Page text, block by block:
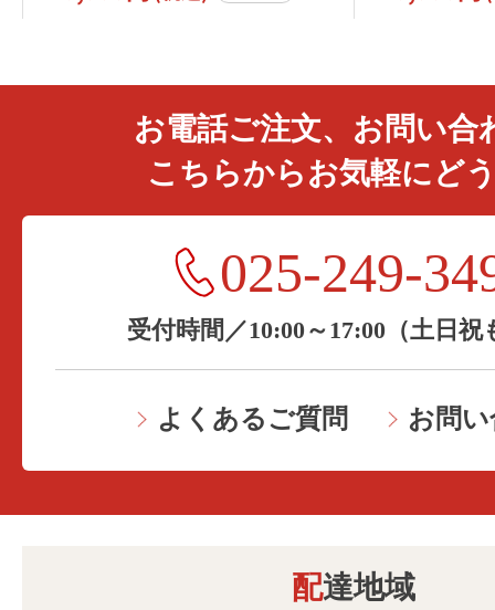
お電話ご注文、お問い合
こちらからお気軽にど
025-249-
受付時間／10:00～17:00（土日祝
よくあるご質問 お問
配達地域